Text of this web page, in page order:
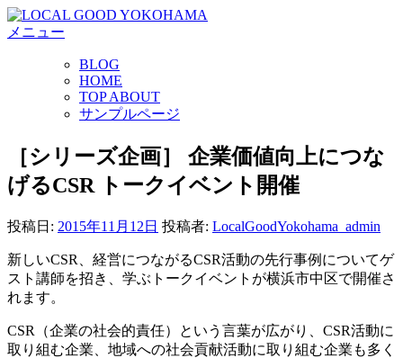
コ
ン
プ
メニュー
BLOG
HOME
TOP ABOUT
サンプルページ
［シリーズ企画］ 企業価値向上につな
げるCSR トークイベント開催
投稿日: 2015年11月12日 投稿者: LocalGoodYokohama_admin
新しいCSR、経営につながるCSR活動の先行事例についてゲ
スト講師を招き、学ぶトークイベントが横浜市中区で開催さ
れます。
CSR（企業の社会的責任）という言葉が広がり、CSR活動に
取り組む企業、地域への社会貢献活動に取り組む企業も多く